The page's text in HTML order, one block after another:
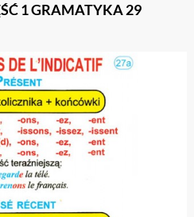
1 GRAMATYKA 29